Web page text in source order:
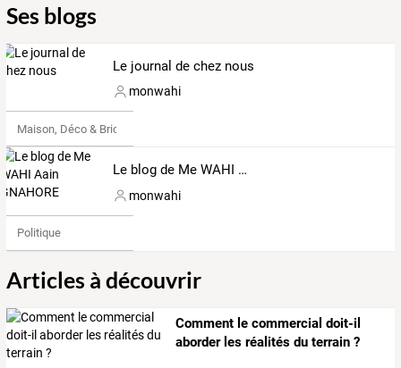
Ses blogs
Le journal de chez nous
monwahi
Maison, Déco & Bricolage
Le blog de Me WAHI Aain GNAHORE
monwahi
Politique
Articles à découvrir
Comment le commercial doit-il
aborder les réalités du terrain ?